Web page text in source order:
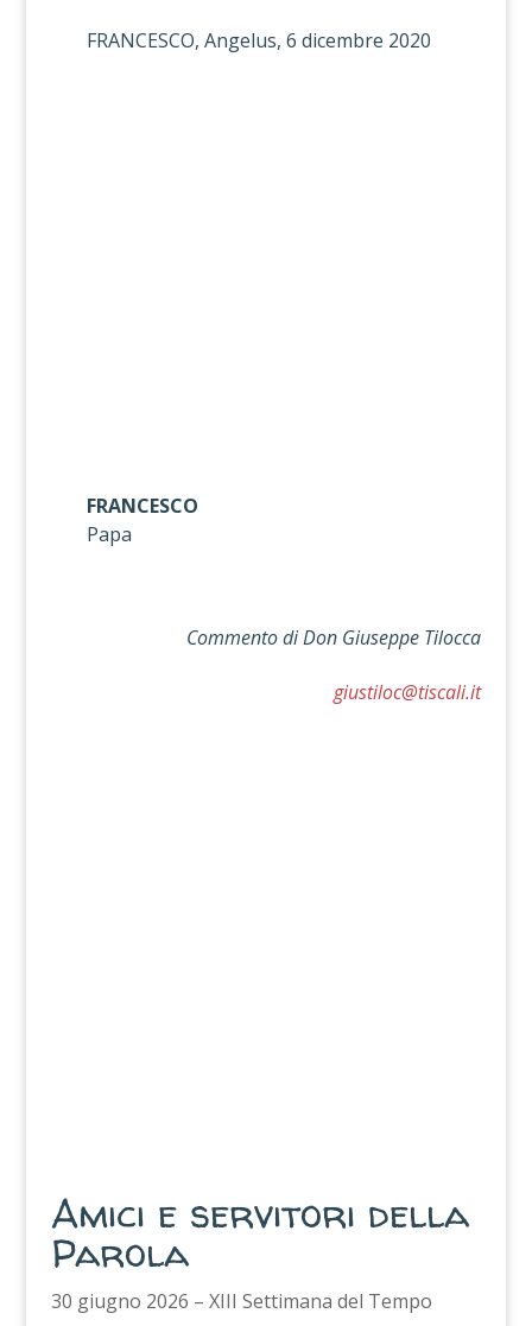
FRANCESCO, Angelus, 6 dicembre 2020
FRANCESCO
Papa
Commento diDon Giuseppe Tilocca
giustiloc@tiscali.it
Amici e servitori della
Parola
30 giugno 2026 – XIII Settimana del Tempo